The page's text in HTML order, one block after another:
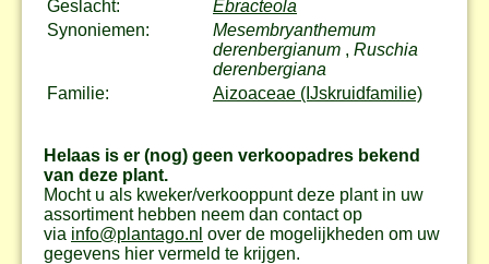
Geslacht:
Ebracteola
Synoniemen:
Mesembryanthemum
derenbergianum , Ruschia
derenbergiana
Familie:
Aizoaceae (IJskruidfamilie)
Helaas is er (nog) geen verkoopadres bekend
van deze plant.
Mocht u als kweker/verkooppunt deze plant in uw
assortiment hebben neem dan contact op
via info@plantago.nl over de mogelijkheden om uw
gegevens hier vermeld te krijgen.